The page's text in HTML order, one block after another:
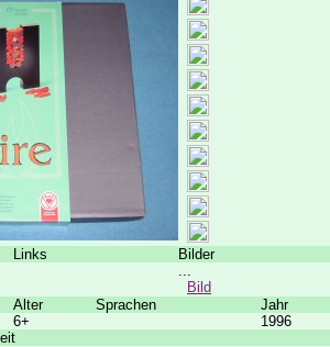
Links
Bilder
...
Bild
Alter Sprachen
Jahr
6+
1996